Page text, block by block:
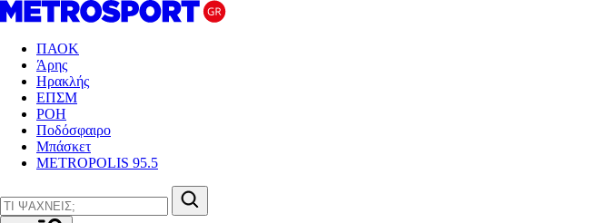
ΠΑΟΚ
Άρης
Ηρακλής
ΕΠΣΜ
ΡΟΗ
Ποδόσφαιρο
Μπάσκετ
METROPOLIS 95.5